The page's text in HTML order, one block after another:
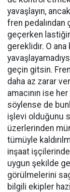
yavaşlayın,
fren pedalından
geçerken
gereklidir. O ana
geçin gitsin.
daha az zarar
amacının ise
söylense de
işlevi olduğunu
üzerlerinden
tümüyle
inşaat
uygun şekilde
görülmelerini
bilgili ekipler